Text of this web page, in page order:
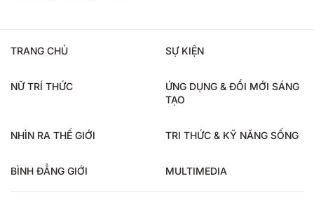
TRANG CHỦ SỰ KIỆN
NỮ TRÍ THỨC
ỨNG DỤNG & ĐỔI MỚI SÁNG
TẠO
NHÌN RA THẾ GIỚI TRI THỨC & KỸ NĂNG SỐNG
BÌNH ĐẲNG GIỚI MULTIMEDIA